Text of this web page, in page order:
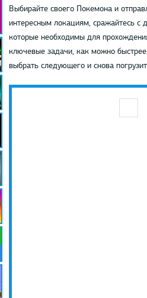
Выбирайте своего Покемона и
интересным локациям, сражайтесь с
которые необходимы для
ключевые задачи, как можно
выбрать следующего и снова